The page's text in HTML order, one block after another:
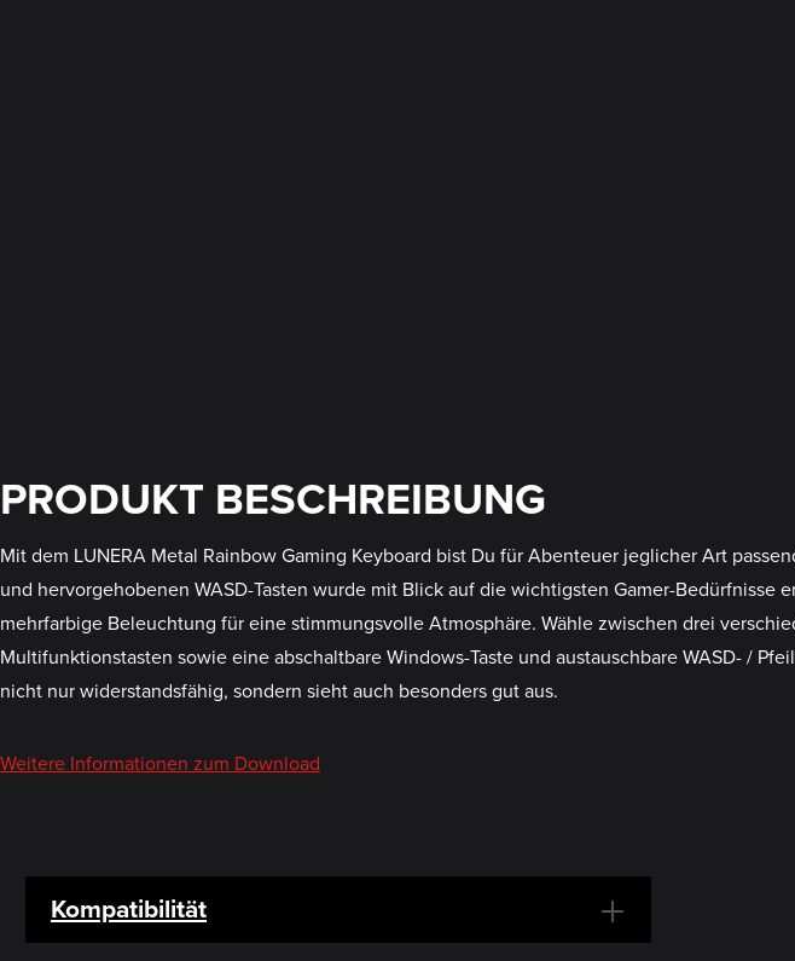
PRODUKT BESCHREIBUNG
Mit dem LUNERA Metal Rainbow Gaming Keyboard bist Du für Abenteuer jeglicher Art
und hervorgehobenen WASD-Tasten wurde mit Blick auf die wichtigsten Gamer-
mehrfarbige Beleuchtung für eine stimmungsvolle Atmosphäre. Wähle zwischen drei
Multifunktionstasten sowie eine abschaltbare Windows-Taste und austauschbare WASD- /
nicht nur widerstandsfähig, sondern sieht auch besonders gut aus.
Weitere Informationen zum Download
Kompatibilität